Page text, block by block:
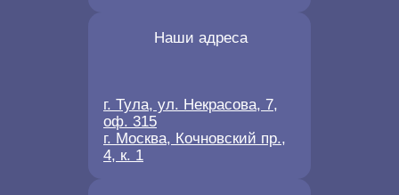
Наши адреса
г. Тула, ул. Некрасова, 7,
оф. 315
г. Москва, Кочновский пр.,
4, к. 1